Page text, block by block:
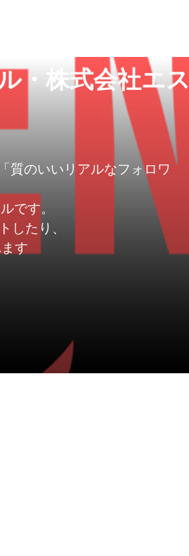
・株式会社エス
質のいいリアルなフォロワ
です。
したり、
す